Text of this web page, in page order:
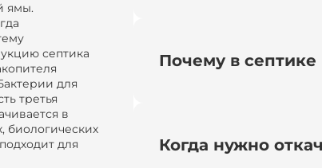
ямы.
септика
для
третья
в
биологических
для
Почему в септике
Когда нужно